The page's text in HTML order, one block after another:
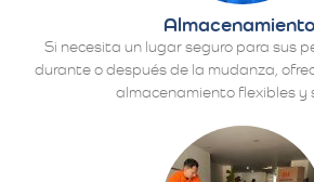
Si necesita un lugar seguro para sus
durante o después de la mudanza,
almacenamiento flexibles y